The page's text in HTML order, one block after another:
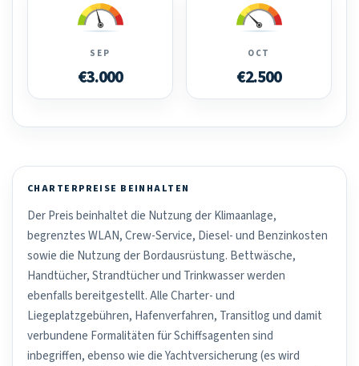
SEP
€3.000
OCT
€2.500
CHARTERPREISE BEINHALTEN
Der Preis beinhaltet die Nutzung der Klimaanlage,
begrenztes WLAN, Crew-Service, Diesel- und Benzinkosten
sowie die Nutzung der Bordausrüstung. Bettwäsche,
Handtücher, Strandtücher und Trinkwasser werden
ebenfalls bereitgestellt. Alle Charter- und
Liegeplatzgebühren, Hafenverfahren, Transitlog und damit
verbundene Formalitäten für Schiffsagenten sind
inbegriffen, ebenso wie die Yachtversicherung (es wird